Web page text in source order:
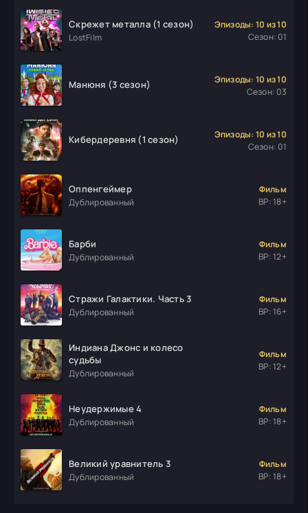
Скрежет металла (1 сезон)
LostFilm
Эпизоды: 10 из 10
Сезон: 01
Манюня (3 сезон)
Эпизоды: 10 из 10
Сезон: 03
Кибердеревня (1 сезон)
Эпизоды: 10 из 10
Сезон: 01
Оппенгеймер
Дублированный
Фильм
ВР: 18+
Барби
Дублированный
Фильм
ВР: 12+
Стражи Галактики. Часть 3
Дублированный
Фильм
ВР: 16+
Индиана Джонс и колесо
судьбы
Дублированный
Фильм
ВР: 12+
Неудержимые 4
Дублированный
Фильм
ВР: 18+
Великий уравнитель 3
Дублированный
Фильм
ВР: 18+